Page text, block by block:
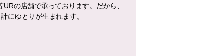
の店舗で承っております。だから、
にゆとりが生まれます。